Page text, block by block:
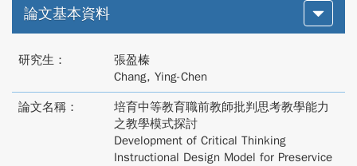
論文基本資料
研究生：
張盈榛
Chang, Ying-Chen
論文名稱：
培育中等教育職前教師批判思考教學能力
之教學模式探討
Development of Critical Thinking
Instructional Design Model for Preservice